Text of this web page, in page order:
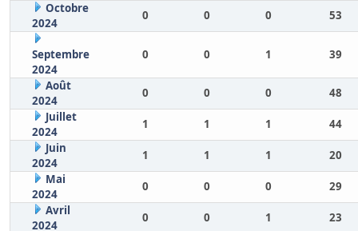
Octobre
2024
0 0 0 53
Septembre
2024
0 0 1 39
Août
2024
0 0 0
48
Juillet
2024
1 1 1
44
Juin
2024
1 1 1
20
Mai
2024
0 0 0
29
Avril
2024
0 0 1
23